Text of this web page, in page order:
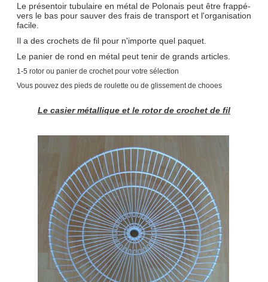
Le présentoir tubulaire en métal de Polonais peut être frappé-
vers le bas pour sauver des frais de transport et l'organisation
facile.
Il a des crochets de fil pour n'importe quel paquet.
Le panier de rond en métal peut tenir de grands articles.
1-5 rotor ou panier de crochet pour votre sélection
Vous pouvez des pieds de roulette ou de glissement de chooes
Le casier métallique et le rotor de crochet de fil